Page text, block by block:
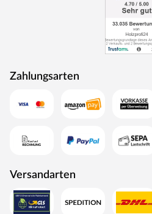
Zahlungsarten
Versandarten